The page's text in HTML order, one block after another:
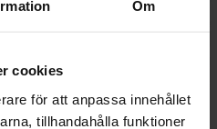
Om
cookies
för att anpassa innehållet
tillhandahålla funktioner